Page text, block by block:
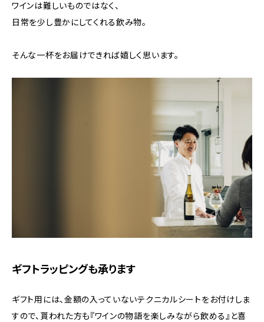
ワインは難しいものではなく、
日常を少し豊かにしてくれる飲み物。
そんな一杯をお届けできれば嬉しく思います。
ギフトラッピングも承ります
ギフト用には、金額の入っていないテクニカルシートをお付けしま
すので、貰われた方も『ワインの物語を楽しみながら飲める』と喜